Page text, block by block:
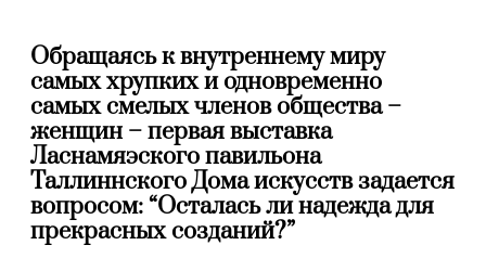
Обращаясь к внутреннему миру
самых хрупких и одновременно
самых смелых членов общества –
женщин – первая выставка
Ласнамяэского павильона
Таллиннского Дома искусств задается
вопросом: “Осталась ли надежда для
прекрасных созданий?”